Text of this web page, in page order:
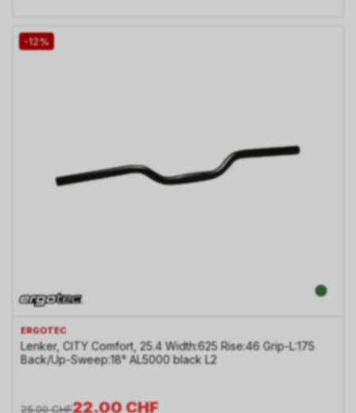
-12%
ERGOTEC
Lenker, CITY Comfort, 25.4 Width:625 Rise:46 Grip-L:175
Back/Up-Sweep:18° AL5000 black L2
22.00CHF
25.00 CHF